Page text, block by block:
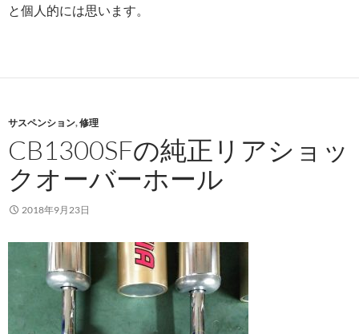
と個人的には思います。
サスペンション,修理
CB1300SFの純正リアショッ
クオーバーホール
2018年9月23日